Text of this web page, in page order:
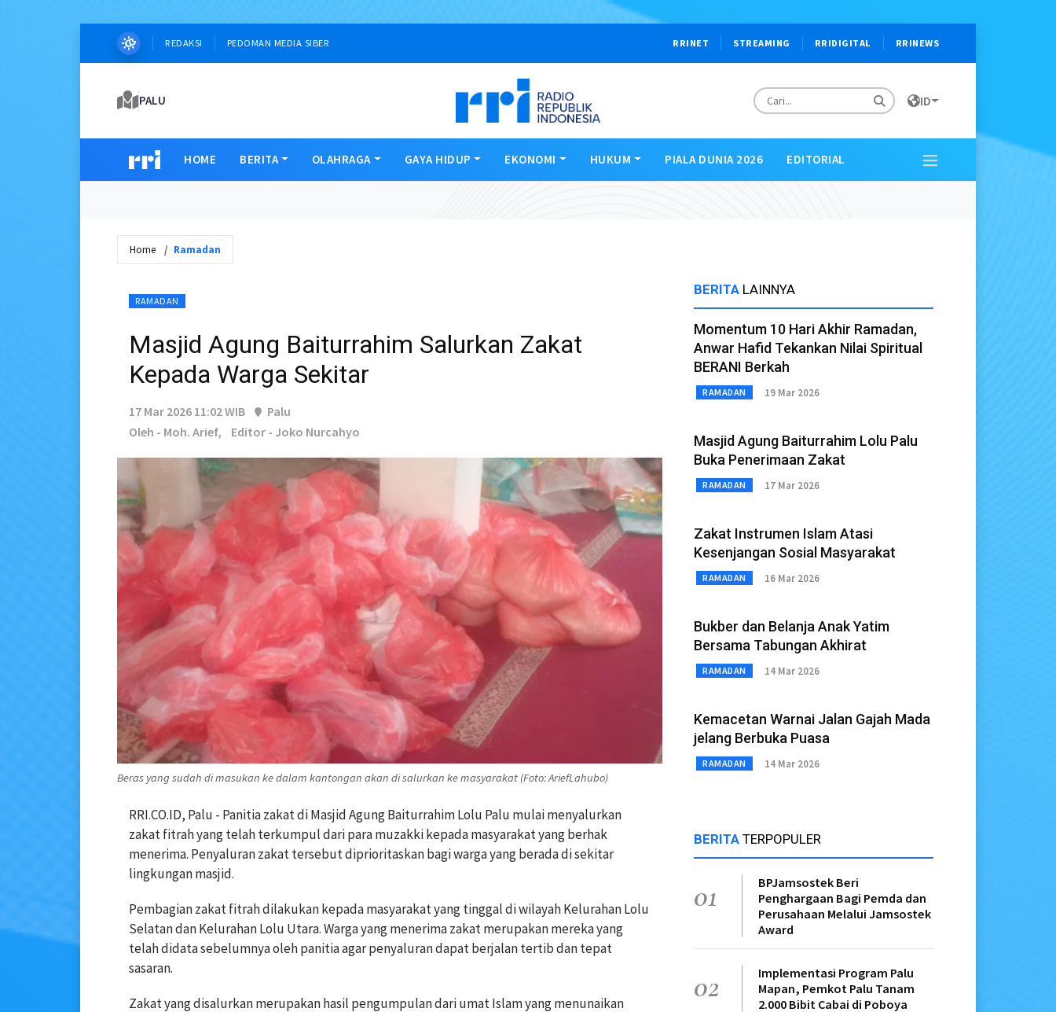
REDAKSI PEDOMAN MEDIA SIBER RRINET STREAMING RRIDIGITAL RRINEWS
PALU ID
HOME BERITA OLAHRAGA GAYA HIDUP EKONOMI HUKUM PIALA DUNIA 2026 EDITORIAL
Home Ramadan
RAMADAN
Masjid Agung Baiturrahim Salurkan Zakat
Kepada Warga Sekitar
17 Mar 2026 11:02 WIB
Palu
Oleh - Moh. Arief,
Editor - Joko Nurcahyo
Beras yang sudah di masukan ke dalam kantongan akan di salurkan ke masyarakat (Foto: AriefLahubo)
RRI.CO.ID, Palu - Panitia zakat diMasjid Agung Baiturrahim Lolu Palu mulai menyalurkan
zakat fitrah yang telah terkumpul dari para muzakki kepada masyarakat yang berhak
menerima. Penyaluran zakat tersebut diprioritaskan bagi warga yang berada di sekitar
lingkungan masjid.
Pembagian zakat fitrah dilakukan kepada masyarakat yang tinggal di wilayahKelurahan Lolu
SelatandanKelurahan Lolu Utara. Warga yang menerima zakat merupakan mereka yang
telah didata sebelumnya oleh panitia agar penyaluran dapat berjalan tertib dan tepat
sasaran.
Zakat yang disalurkan merupakan hasil pengumpulan dari umat Islam yang menunaikan
BERITA LAINNYA
Momentum 10 Hari Akhir Ramadan,
Anwar Hafid Tekankan Nilai Spiritual
BERANI Berkah
RAMADAN 19 Mar 2026
Masjid Agung Baiturrahim Lolu Palu
Buka Penerimaan Zakat
RAMADAN 17 Mar 2026
Zakat Instrumen Islam Atasi
Kesenjangan Sosial Masyarakat
RAMADAN 16 Mar 2026
Bukber dan Belanja Anak Yatim
Bersama Tabungan Akhirat
RAMADAN 14 Mar 2026
Kemacetan Warnai Jalan Gajah Mada
jelang Berbuka Puasa
RAMADAN 14 Mar 2026
BERITA TERPOPULER
01
BPJamsostek Beri
Penghargaan Bagi Pemda dan
Perusahaan Melalui Jamsostek
Award
02
Implementasi Program Palu
Mapan, Pemkot Palu Tanam
2.000 Bibit Cabai di Poboya